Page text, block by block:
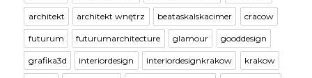
architekt architekt wnętrz beataskalskacimer cracow
futurum futurumarchitecture glamour gooddesign
grafika3d interiordesign interiordesignkrakow krakow